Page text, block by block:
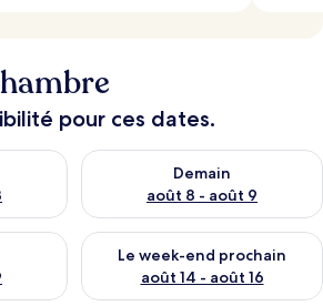
pour ces dates.
ce soir août 7 - août 8
Demain
août 8 - août 9
Vérifier la disponibilité pour
ce week-end août 7 - août 9
Le week-end prochain
août 14 - août 16
Vérifier la disponibilité pour